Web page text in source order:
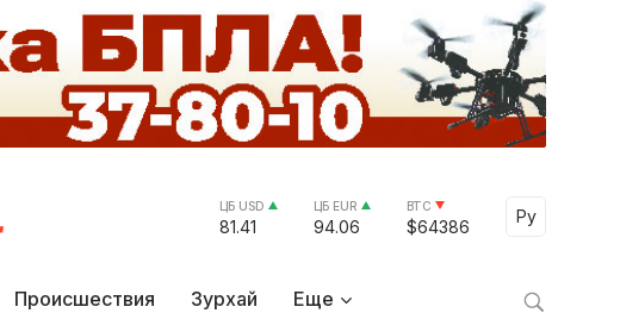
ЦБ USD
81.41
ЦБ EUR
94.06
BTC
$64386
Ру
Select
Происшествия Зурхай Еще